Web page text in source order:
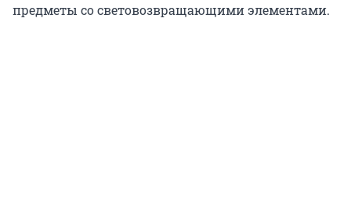
предметы со световозвращающими элементами.